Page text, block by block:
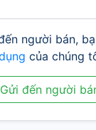
người bán,
của chúng
Gửi đến người